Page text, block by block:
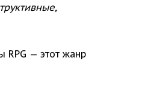
RPG — этот жанр